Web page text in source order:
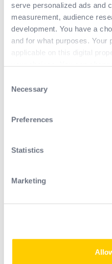
serve personalized ads and
measurement, audience
development. You have a
and for what purposes. Your
applicable on this digital
the Privacy trigger icon.
meters
Identify your device
Find out more about how
We use cookies to
our social media,
Selection
Necessary
Preferences
Statistics
Marketing
Indústria
Transporte /
Armazenamento